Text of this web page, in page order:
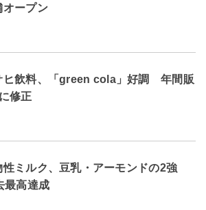
オープン
ヒ飲料、「green cola」好調 年間販
修正
性ミルク、豆乳・アーモンドの2強
最高達成